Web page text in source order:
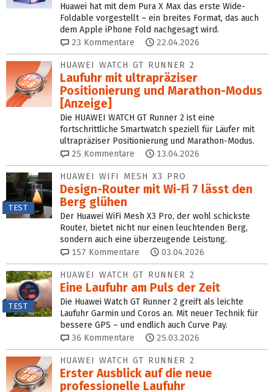
Huawei hat mit dem Pura X Max das erste Wide-
Foldable vorgestellt – ein breites Format, das auch
dem Apple iPhone Fold nachgesagt wird.
23 Kommentare 22.04.2026
HUAWEI WATCH GT RUNNER 2
Laufuhr mit ultrapräziser
Positionierung und Marathon-Modus
[Anzeige]
Die HUAWEI WATCH GT Runner 2 ist eine
fortschrittliche Smartwatch speziell für Läufer mit
ultrapräziser Positionierung und Marathon-Modus.
25 Kommentare 13.04.2026
TEST
HUAWEI WIFI MESH X3 PRO
Design-Router mit Wi-Fi 7 lässt den
Berg glühen
Der Huawei WiFi Mesh X3 Pro, der wohl schickste
Router, bietet nicht nur einen leuchtenden Berg,
sondern auch eine überzeugende Leistung.
157 Kommentare 03.04.2026
TEST
HUAWEI WATCH GT RUNNER 2
Eine Laufuhr am Puls der Zeit
Die Huawei Watch GT Runner 2 greift als leichte
Laufuhr Garmin und Coros an. Mit neuer Technik für
bessere GPS – und endlich auch Curve Pay.
36 Kommentare 25.03.2026
HUAWEI WATCH GT RUNNER 2
Erster Ausblick auf die neue
professionelle Laufuhr